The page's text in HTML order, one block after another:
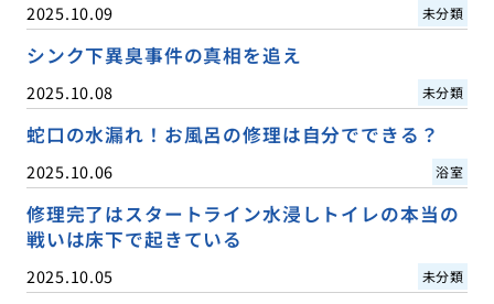
2025.10.09 未分類
シンク下異臭事件の真相を追え
2025.10.08 未分類
蛇口の水漏れ！お風呂の修理は自分でできる？
2025.10.06 浴室
修理完了はスタートライン水浸しトイレの本当の
戦いは床下で起きている
2025.10.05 未分類